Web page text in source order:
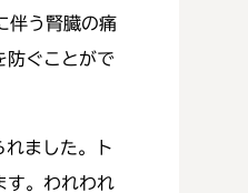
伴う腎臓の痛
防ぐことがで
ました。ト
す。われわれ